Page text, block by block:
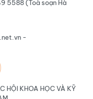
5588 (Toà soạn Hà
-
HỘI KHOA HỌC VÀ KỸ